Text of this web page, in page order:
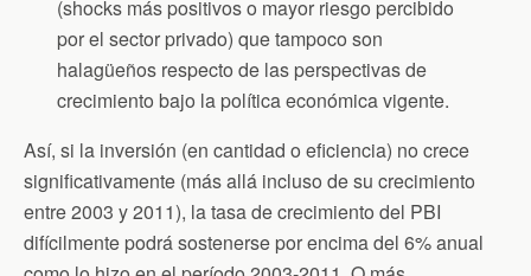
(shocks más positivos o mayor riesgo percibido
por el sector privado) que tampoco son
halagüeños respecto de las perspectivas de
crecimiento bajo la política económica vigente.
Así, si la inversión (en cantidad o eficiencia) no crece
significativamente (más allá incluso de su crecimiento
entre 2003 y 2011), la tasa de crecimiento del PBI
difícilmente podrá sostenerse por encima del 6% anual